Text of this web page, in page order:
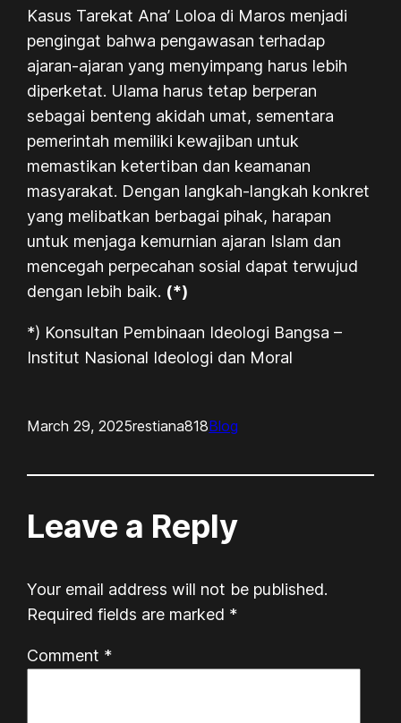
Kasus Tarekat Ana’ Loloa di Maros menjadi
pengingat bahwa pengawasan terhadap
ajaran-ajaran yang menyimpang harus lebih
diperketat. Ulama harus tetap berperan
sebagai benteng akidah umat, sementara
pemerintah memiliki kewajiban untuk
memastikan ketertiban dan keamanan
masyarakat. Dengan langkah-langkah konkret
yang melibatkan berbagai pihak, harapan
untuk menjaga kemurnian ajaran Islam dan
mencegah perpecahan sosial dapat terwujud
dengan lebih baik. (*)
*) Konsultan Pembinaan Ideologi Bangsa –
Institut Nasional Ideologi dan Moral
March 29, 2025restiana818Blog
Leave a Reply
Your email address will not be published.
Required fields are marked *
Comment *